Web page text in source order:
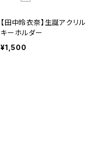
【田中玲衣奈】生誕アクリル
キーホルダー
¥1,500